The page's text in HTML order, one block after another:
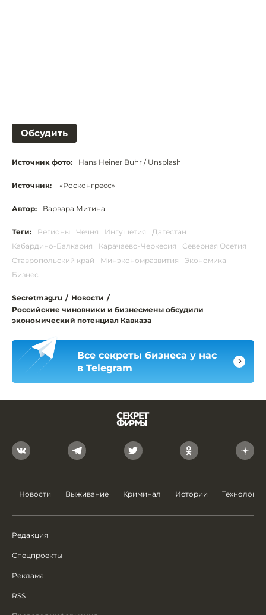
Обсудить
Источник фото: Hans Heiner Buhr / Unsplash
Источник: «Росконгресс»
Автор: Варвара Митина
Теги: Регионы Чечня Ингушетия
Дагестан
Кабардино-Балкария
Карачаево-Черкесия
Северная Осетия
Ставропольский край
Минэкономразвития
Экономика
Бизнес
Secretmag.ru / Новости /
Российские чиновники и бизнесмены обсудили
экономический потенциал Кавказа
Все секреты бизнеса у нас
в Telegram
Новости Выживание Криминал Истории Технологии
Редакция
Спецпроекты
Реклама
RSS